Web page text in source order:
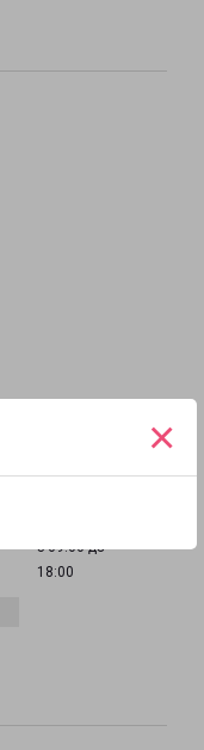
×
с 09:00 до
18:00